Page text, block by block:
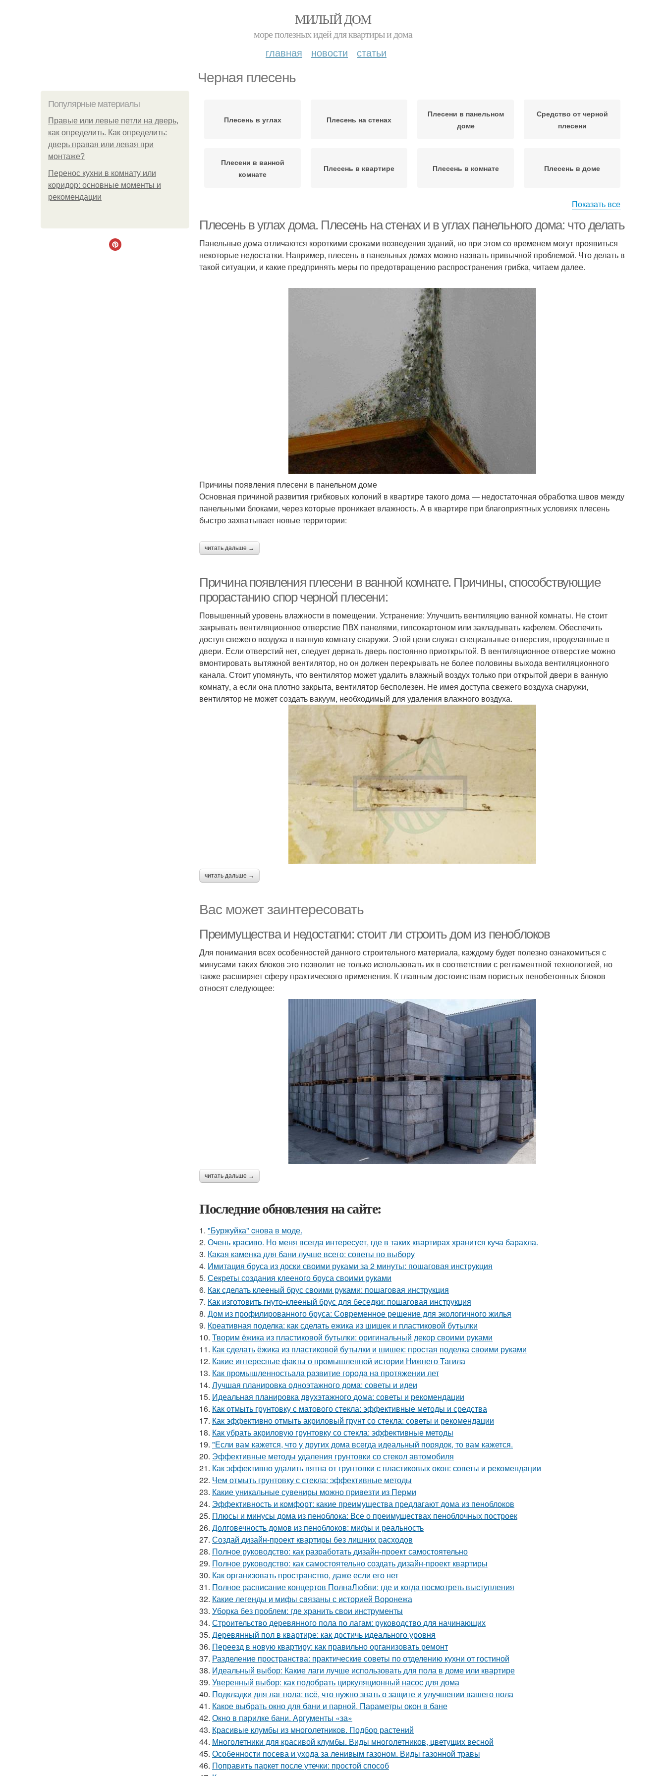
МИЛЫЙ ДОМ
море полезных идей для квартиры и дома
главная новости статьи
Черная плесень
Популярные материалы
Правые или левые петли на дверь,
как определить. Как определить:
дверь правая или левая при
монтаже?
Перенос кухни в комнату или
коридор: основные моменты и
рекомендации
Плесень в углах Плесень на стенах
Плесени в панельном
доме
Средство от черной
плесени
Плесени в ванной
комнате
Плесень в квартире Плесень в комнате Плесень в доме
Показать все
Плесень в углах дома. Плесень на стенах и в углах панельного дома: что делать
Панельные дома отличаются короткими сроками возведения зданий, но при этом со временем могут проявиться
некоторые недостатки. Например, плесень в панельных домах можно назвать привычной проблемой. Что делать в
такой ситуации, и какие предпринять меры по предотвращению распространения грибка, читаем далее.
Причины появления плесени в панельном доме
Основная причиной развития грибковых колоний в квартире такого дома — недостаточная обработка швов между
панельными блоками, через которые проникает влажность. А в квартире при благоприятных условиях плесень
быстро захватывает новые территории:
читать дальше →
Причина появления плесени в ванной комнате. Причины, способствующие
прорастанию спор черной плесени:
Повышенный уровень влажности в помещении. Устранение: Улучшить вентиляцию ванной комнаты. Не стоит
закрывать вентиляционное отверстие ПВХ панелями, гипсокартоном или закладывать кафелем. Обеспечить
доступ свежего воздуха в ванную комнату снаружи. Этой цели служат специальные отверстия, проделанные в
двери. Если отверстий нет, следует держать дверь постоянно приоткрытой. В вентиляционное отверстие можно
вмонтировать вытяжной вентилятор, но он должен перекрывать не более половины выхода вентиляционного
канала. Стоит упомянуть, что вентилятор может удалить влажный воздух только при открытой двери в ванную
комнату, а если она плотно закрыта, вентилятор бесполезен. Не имея доступа свежего воздуха снаружи,
вентилятор не может создать вакуум, необходимый для удаления влажного воздуха.
читать дальше →
Вас может заинтересовать
Преимущества и недостатки: стоит ли строить дом из пеноблоков
Для понимания всех особенностей данного строительного материала, каждому будет полезно ознакомиться с
минусами таких блоков это позволит не только использовать их в соответствии с регламентной технологией, но
также расширяет сферу практического применения. К главным достоинствам пористых пенобетонных блоков
относят следующее:
читать дальше →
Последние обновления на сайте:
1. "Буржуйка" cнова в моде.
2. Очень красиво. Но меня всегда интересует, где в таких квартирах хранится куча барахла.
3. Какая каменка для бани лучше всего: советы по выбору
4. Имитация бруса из доски своими руками за 2 минуты: пошаговая инструкция
5. Секреты создания клееного бруса своими руками
6. Как сделать клееный брус своими руками: пошаговая инструкция
7. Как изготовить гнуто-клееный брус для беседки: пошаговая инструкция
8. Дом из профилированного бруса: Современное решение для экологичного жилья
9. Креативная поделка: как сделать ежика из шишек и пластиковой бутылки
10. Творим ёжика из пластиковой бутылки: оригинальный декор своими руками
11. Как сделать ёжика из пластиковой бутылки и шишек: простая поделка своими руками
12. Какие интересные факты о промышленной истории Нижнего Тагила
13. Как промышленностьала развитие города на протяжении лет
14. Лучшая планировка одноэтажного дома: советы и идеи
15. Идеальная планировка двухэтажного дома: советы и рекомендации
16. Как отмыть грунтовку с матового стекла: эффективные методы и средства
17. Как эффективно отмыть акриловый грунт со стекла: советы и рекомендации
18. Как убрать акриловую грунтовку со стекла: эффективные методы
19. "Если вам кажется, что у других дома всегда идеальный порядок, то вам кажется.
20. Эффективные методы удаления грунтовки со стекол автомобиля
21. Как эффективно удалить пятна от грунтовки с пластиковых окон: советы и рекомендации
22. Чем отмыть грунтовку с стекла: эффективные методы
23. Какие уникальные сувениры можно привезти из Перми
24. Эффективность и комфорт: какие преимущества предлагают дома из пеноблоков
25. Плюсы и минусы дома из пеноблока: Все о преимуществах пеноблочных построек
26. Долговечность домов из пеноблоков: мифы и реальность
27. Создай дизайн-проект квартиры без лишних расходов
28. Полное руководство: как разработать дизайн-проект самостоятельно
29. Полное руководство: как самостоятельно создать дизайн-проект квартиры
30. Как организовать пространство, даже если его нет
31. Полное расписание концертов ПолнаЛюбви: где и когда посмотреть выступления
32. Какие легенды и мифы связаны с историей Воронежа
33. Уборка без проблем: где хранить свои инструменты
34. Строительство деревянного пола по лагам: руководство для начинающих
35. Деревянный пол в квартире: как достичь идеального уровня
36. Переезд в новую квартиру: как правильно организовать ремонт
37. Разделение пространства: практические советы по отделению кухни от гостиной
38. Идеальный выбор: Какие лаги лучше использовать для пола в доме или квартире
39. Уверенный выбор: как подобрать циркуляционный насос для дома
40. Подкладки для лаг пола: всё, что нужно знать о защите и улучшении вашего пола
41. Какое выбрать окно для бани и парной. Параметры окон в бане
42. Окно в парилке бани. Аргументы «за»
43. Красивые клумбы из многолетников. Подбор растений
44. Многолетники для красивой клумбы. Виды многолетников, цветущих весной
45. Особенности посева и ухода за ленивым газоном. Виды газонной травы
46. Поправить паркет после утечки: простой способ